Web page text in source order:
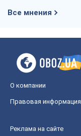
Все мнения
О компании
Правовая информация
Реклама на сайте